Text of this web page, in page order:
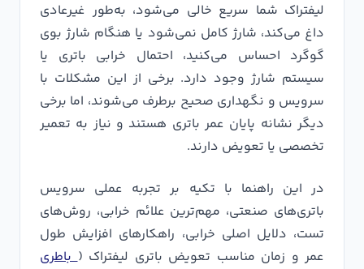
لیفتراک شما سریع خالی می‌شود، به‌طور غیرعادی
داغ می‌کند، شارژ کامل نمی‌شود یا هنگام شارژ بوی
گوگرد احساس می‌کنید، احتمال خرابی باتری یا
سیستم شارژ وجود دارد. برخی از این مشکلات با
سرویس و نگهداری صحیح برطرف می‌شوند، اما برخی
دیگر نشانه پایان عمر باتری هستند و نیاز به تعمیر
تخصصی یا تعویض دارند.
در این راهنما با تکیه بر تجربه عملی سرویس
باتری‌های صنعتی، مهم‌ترین علائم خرابی، روش‌های
تست، دلایل اصلی خرابی، راهکارهای افزایش طول
عمر و زمان مناسب تعویض باتری لیفتراک (باطری